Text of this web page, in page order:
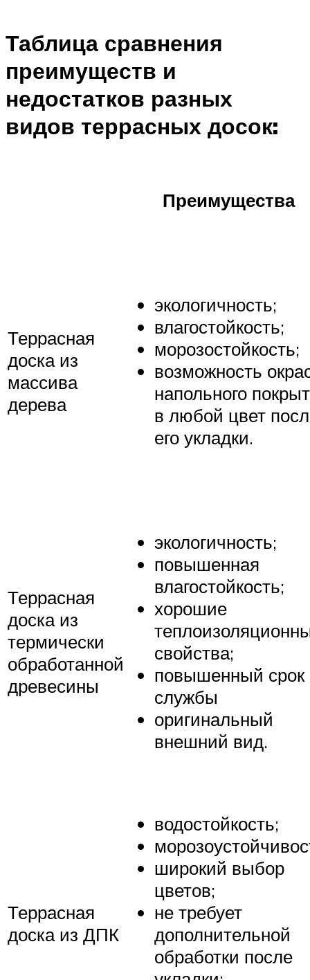
Таблица сравнения
преимуществ и
недостатков разных
видов террасных досок:
Преимущества
Террасная
доска из
массива
дерева
экологичность;
влагостойкость;
морозостойкость;
возможность
напольного
в любой цвет
его укладки.
Террасная
доска из
термически
обработанной
древесины
экологичность;
повышенная
влагостойкость;
хорошие
свойства;
повышенный срок
службы
оригинальный
внешний вид.
Террасная
доска из ДПК
водостойкость;
широкий выбор
цветов;
не требует
дополнительной
обработки после